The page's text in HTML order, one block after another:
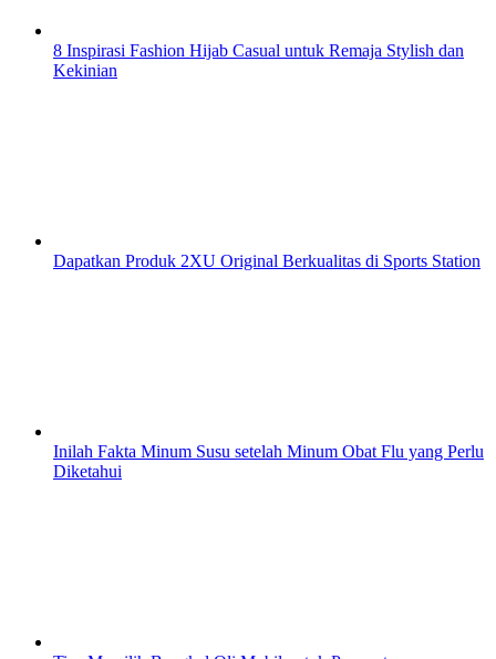
8 Inspirasi Fashion Hijab Casual untuk Remaja Stylish dan
Kekinian
Dapatkan Produk 2XU Original Berkualitas di Sports Station
Inilah Fakta Minum Susu setelah Minum Obat Flu yang Perlu
Diketahui